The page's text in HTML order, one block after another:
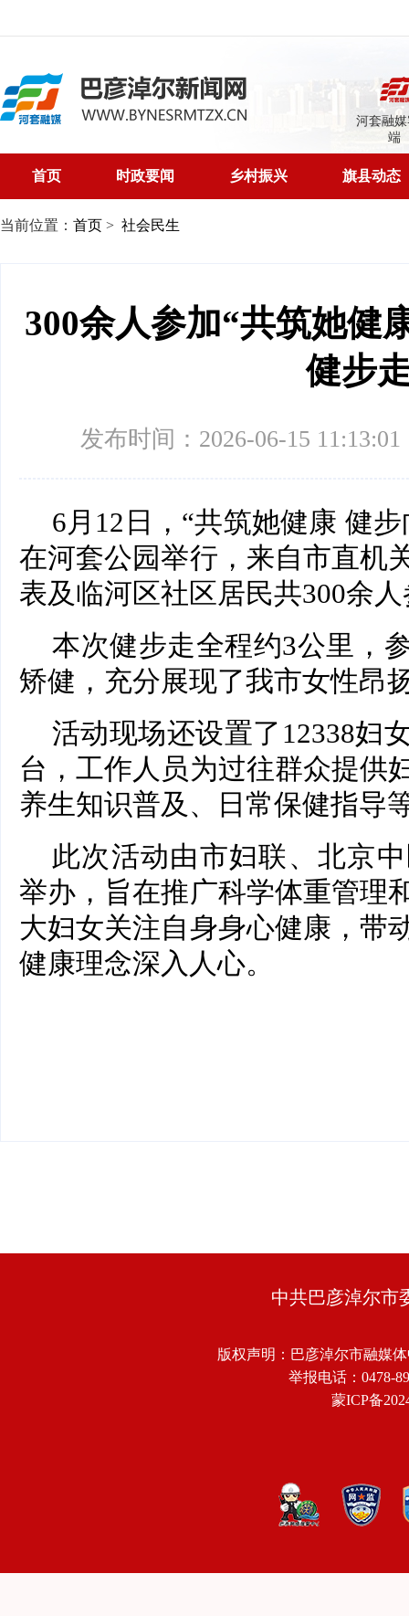
河套融
端
首页 时政要闻 乡村振兴 旗县动态
当前位置： 首页 > 社会民生
300余人参加“共筑她健
健步
发布时间：2026-06-15 11:13:01
6月12日，“共筑她健康 健
在河套公园举行，来自市直机
表及临河区社区居民共300余
本次健步走全程约3公里，
矫健，充分展现了我市女性昂
活动现场还设置了12338妇
台，工作人员为过往群众提供
养生知识普及、日常保健指导
此次活动由市妇联、北京
举办，旨在推广科学体重管理
大妇女关注自身身心健康，带
健康理念深入人心。
中共巴彦淖尔市
版权声明：巴彦淖尔市融媒
举报电话：0478-
蒙ICP备